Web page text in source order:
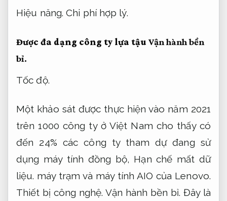
Hiệu năng. Chi phí hợp lý.
Được đa dạng công ty lựa tậu Vận hành bền
bỉ.
Tốc độ.
Một khảo sát được thực hiện vào năm 2021
trên 1000 công ty ở Việt Nam cho thấy có
đến 24% các công ty tham dự đang sử
dụng máy tính đồng bộ, Hạn chế mất dữ
liệu. máy trạm và máy tính AIO của Lenovo.
Thiết bị công nghệ. Vận hành bền bỉ. Đây là